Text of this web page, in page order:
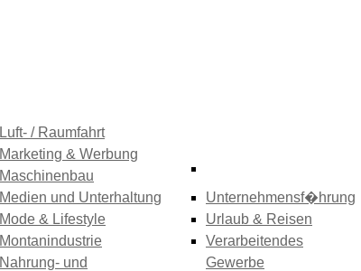
Luft- / Raumfahrt
Marketing & Werbung
Maschinenbau
Medien und Unterhaltung
Mode & Lifestyle
Montanindustrie
Nahrung- und
Unternehmensf�hrung
Urlaub & Reisen
Verarbeitendes
Gewerbe